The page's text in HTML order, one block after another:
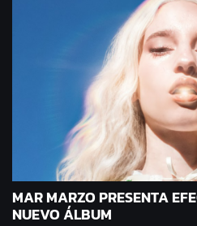
MAR MARZO PRESENTA
NUEVO ÁLBUM